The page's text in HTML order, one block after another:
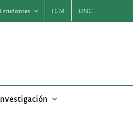
Estudiantes FCM UNC